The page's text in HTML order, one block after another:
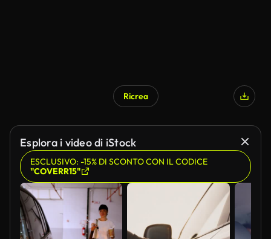
Ricrea
Esplora i video di iStock
ESCLUSIVO: -15% DI SCONTO CON IL CODICE
"COVERR15"